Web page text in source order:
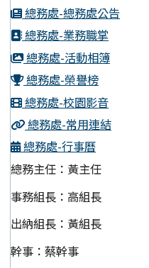
總務處-總務處公告
總務處-業務職掌
總務處-活動相簿
總務處-榮譽榜
總務處-校園影音
總務處-常用連結
總務處-行事曆
總務主任：黃主任
事務組長：高組長
出納組長：黃組長
幹事：蔡幹事